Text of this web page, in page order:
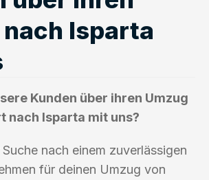
Isparta
Kunden über ihren Umzug
nach Isparta mit uns?
nach einem zuverlässigen
für deinen Umzug von